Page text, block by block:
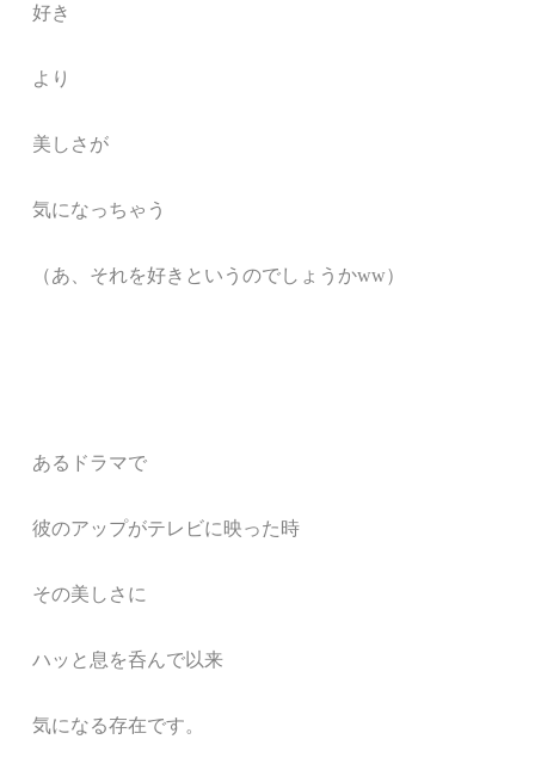
好き
より
美しさが
気になっちゃう
（あ、それを好きというのでしょうかww）
あるドラマで
彼のアップがテレビに映った時
その美しさに
ハッと息を呑んで以来
気になる存在です。